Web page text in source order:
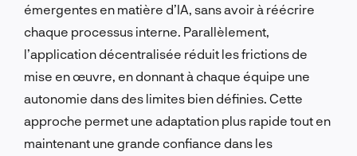
émergentes en matière d’IA, sans avoir à réécrire
chaque processus interne. Parallèlement,
l’application décentralisée réduit les frictions de
mise en œuvre, en donnant à chaque équipe une
autonomie dans des limites bien définies. Cette
approche permet une adaptation plus rapide tout en
maintenant une grande confiance dans les